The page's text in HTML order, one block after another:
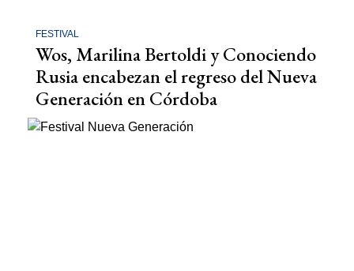
FESTIVAL
Wos, Marilina Bertoldi y Conociendo
Rusia encabezan el regreso del Nueva
Generación en Córdoba